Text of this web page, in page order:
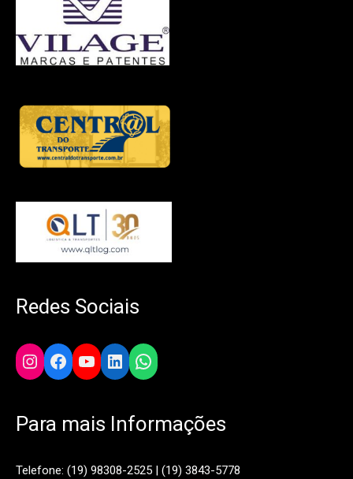
Redes Sociais
Instagram
Facebook
YouTube
LinkedIn
WhatsApp
Para mais Informações
Telefone: (19) 98308-2525 | (19) 3843-5778